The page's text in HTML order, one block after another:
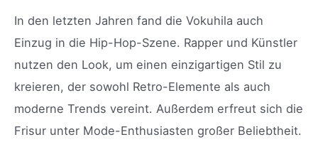
In den letzten Jahren fand die Vokuhila auch
Einzug in die Hip-Hop-Szene. Rapper und Künstler
nutzen den Look, um einen einzigartigen Stil zu
kreieren, der sowohl Retro-Elemente als auch
moderne Trends vereint. Außerdem erfreut sich die
Frisur unter Mode-Enthusiasten großer Beliebtheit.